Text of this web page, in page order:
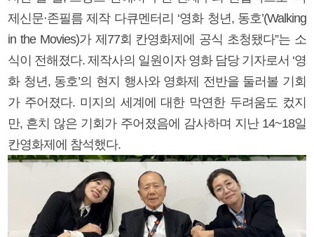
제신문·존필름 제작 다큐멘터리 ‘영화 청년, 동호’(Walking
in the Movies)가 제77회 칸영화제에 공식 초청됐다”는 소
식이 전해졌다. 제작사의 일원이자 영화 담당 기자로서 ‘영
화 청년, 동호’의 현지 행사와 영화제 전반을 둘러볼 기회
가 주어졌다. 미지의 세계에 대한 막연한 두려움도 컸지
만, 흔치 않은 기회가 주어졌음에 감사하며 지난 14~18일
칸영화제에 참석했다.